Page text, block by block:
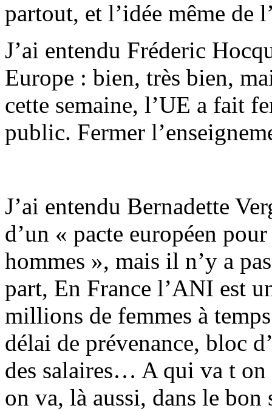
partout, et l’idée même de
J’ai entendu Fréderic
Europe : bien, très bien,
cette semaine, l’UE a fait
public. Fermer
J’ai entendu Bernadette
d’un « pacte européen
hommes », mais il n’y a
part, En France l’ANI est
millions de femmes à
délai de prévenance, bloc
des salaires… A qui va t on
on va, là aussi, dans le bon